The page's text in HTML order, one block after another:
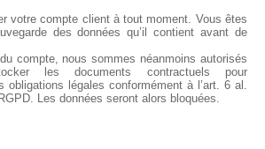
votre compte client à tout moment. Vous êtes
des données qu’il contient avant de
compte, nous sommes néanmoins autorisés
les documents contractuels pour
obligations légales conformément à l’art. 6 al.
Les données seront alors bloquées.